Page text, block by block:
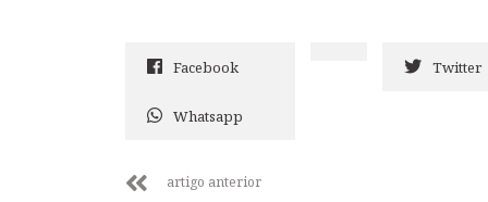
Facebook Twitter
Whatsapp
artigo anterior